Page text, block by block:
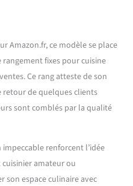
Amazon.fr, ce modèle se place
fixes pour cuisine
Ce rang atteste de son
retour de quelques clients
sont comblés par la qualité
renforcent l’idée
amateur ou
son espace culinaire avec